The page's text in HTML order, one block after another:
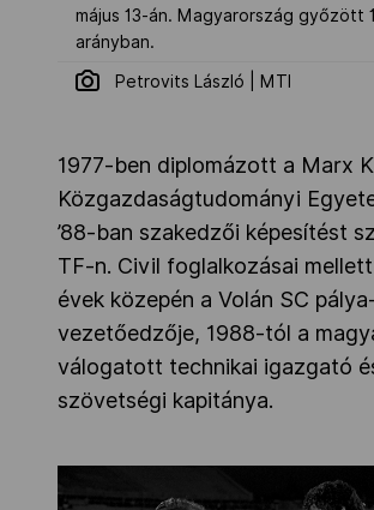
május 13-án. Magyarország győzött
arányban.
Petrovits László | MTI
1977-ben diplomázott a Marx
Közgazdaságtudományi
’88-ban szakedzői képesítést
TF-n. Civil foglalkozásai mellett
évek közepén a Volán SC
vezetőedzője, 1988-tól a
válogatott technikai igazgató
szövetségi kapitánya.